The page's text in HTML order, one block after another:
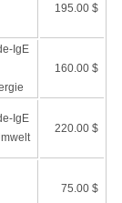
195.00 $
IgE
160.00 $
IgE
220.00 $
75.00 $